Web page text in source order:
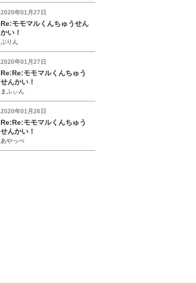
2020年01月27日
Re:モモマルくんちゅうせん
かい！
ぷりん
2020年01月27日
Re:Re:モモマルくんちゅう
せんかい！
まふぃん
2020年01月26日
Re:Re:モモマルくんちゅう
せんかい！
あやっぺ